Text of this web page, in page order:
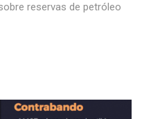
reservas de petróleo